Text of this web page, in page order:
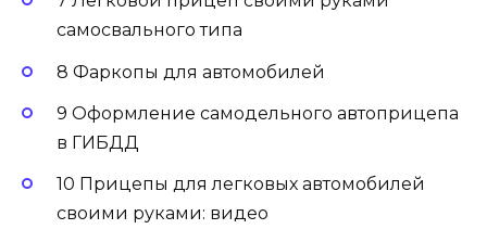
самосвального типа
8 Фаркопы для автомобилей
9 Оформление самодельного автоприцепа
в ГИБДД
10 Прицепы для легковых автомобилей
своими руками: видео